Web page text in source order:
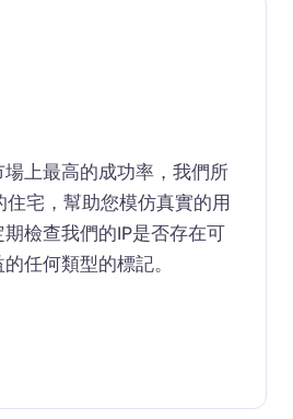
上最高的成功率，我們所
住宅，幫助您模仿真實的用
檢查我們的IP是否存在可
任何類型的標記。